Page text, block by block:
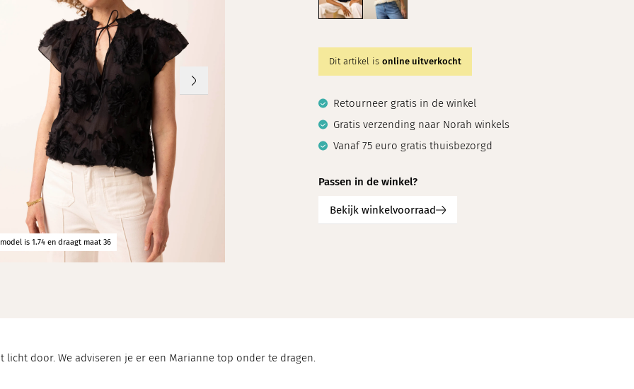
is 1.74 en draagt maat 36
Dit artikel is online uitverkocht
Retourneer gratis in de winkel
Gratis verzending naar Norah winkels
Vanaf 75 euro gratis thuisbezorgd
Passen in de winkel?
Bekijk winkelvoorraad
door. We adviseren je er een Marianne top onder te dragen.